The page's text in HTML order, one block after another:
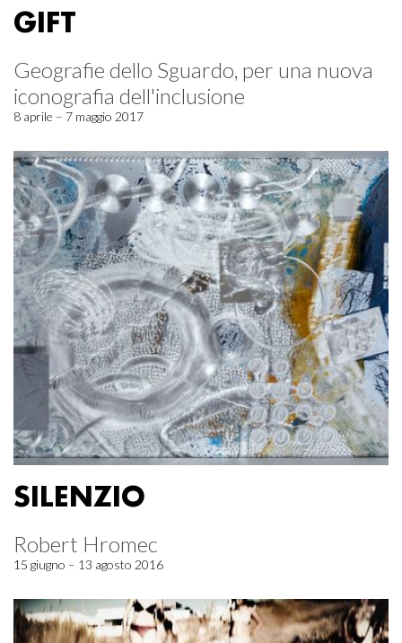
GIFT
Geografie dello Sguardo, per una nuova
iconografia dell'inclusione
8 aprile – 7 maggio 2017
SILENZIO
Robert Hromec
15 giugno – 13 agosto 2016